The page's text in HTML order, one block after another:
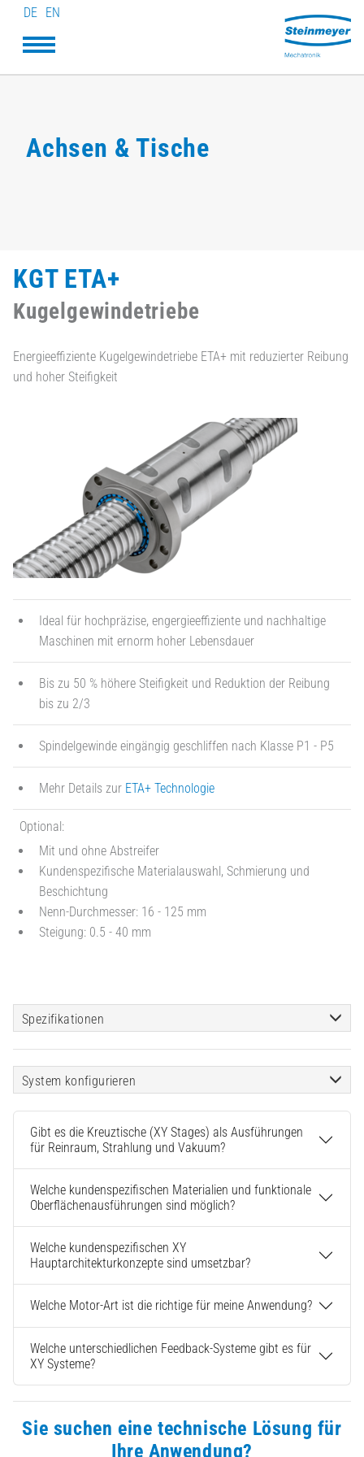
DE EN
Achsen & Tische
KGT ETA+
Kugelgewindetriebe
Energieeffiziente Kugelgewindetriebe ETA+ mit reduzierter Reibung
und hoher Steifigkeit
Ideal für hochpräzise, engergieeffiziente und nachhaltige
Maschinen mit ernorm hoher Lebensdauer
Bis zu 50 % höhere Steifigkeit und Reduktion der Reibung
bis zu 2/3
Spindelgewinde eingängig geschliffen nach Klasse P1 - P5
Mehr Details zur ETA+ Technologie
Optional:
Mit und ohne Abstreifer
Kundenspezifische Materialauswahl, Schmierung und
Beschichtung
Nenn-Durchmesser: 16 - 125 mm
Steigung: 0.5 - 40 mm
Spezifikationen
System konfigurieren
Gibt es die Kreuztische (XY Stages) als Ausführungen
für Reinraum, Strahlung und Vakuum?
Welche kundenspezifischen Materialien und funktionale
Oberflächenausführungen sind möglich?
Welche kundenspezifischen XY
Hauptarchitekturkonzepte sind umsetzbar?
Welche Motor-Art ist die richtige für meine Anwendung?
Welche unterschiedlichen Feedback-Systeme gibt es für
XY Systeme?
Sie suchen eine technische Lösung für
Ihre Anwendung?